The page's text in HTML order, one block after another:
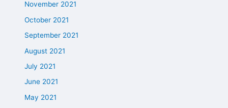
November 2021
October 2021
September 2021
August 2021
July 2021
June 2021
May 2021